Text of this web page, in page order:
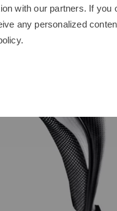
with our partners. If
any personalized
.